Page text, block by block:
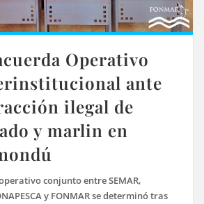
Operativo
ante
ilegal de
y marlin en
conjunto entre SEMAR,
y FONMAR se determinó tras